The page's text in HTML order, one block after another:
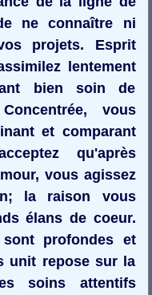
ne connaître ni
projets. Esprit
lentement
bien soin de
vous
et comparant
qu'après
vous agissez
la raison vous
élans de coeur.
profondes et
unit repose sur la
soins attentifs